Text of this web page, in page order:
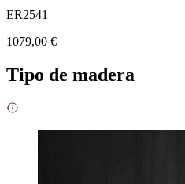
ER2541
1079,00 €
Tipo de madera